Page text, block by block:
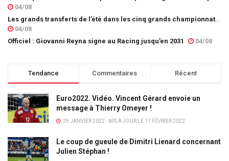
04/08
04/08
Officiel : Giovanni Reyna signe au Racing jusqu’en 2031
04/08
Tendance Commentaires Récent
Euro2022. Vidéo. Vincent Gérard envoie un
message à Thierry Omeyer !
29 JANVIER 2022 - MIS À JOUR LE 17 FÉVRIER 2022
Le coup de gueule de Dimitri Lienard concernant
Julien Stéphan !